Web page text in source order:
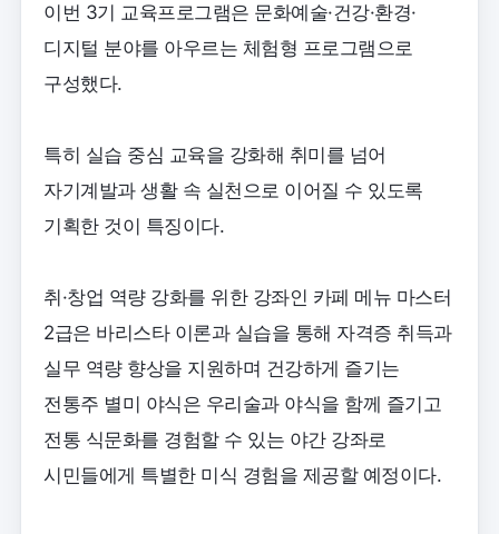
이번 3기 교육프로그램은 문화예술·건강·환경·
디지털 분야를 아우르는 체험형 프로그램으로
구성했다.
특히 실습 중심 교육을 강화해 취미를 넘어
자기계발과 생활 속 실천으로 이어질 수 있도록
기획한 것이 특징이다.
취·창업 역량 강화를 위한 강좌인 카페 메뉴 마스터
2급은 바리스타 이론과 실습을 통해 자격증 취득과
실무 역량 향상을 지원하며 건강하게 즐기는
전통주 별미 야식은 우리술과 야식을 함께 즐기고
전통 식문화를 경험할 수 있는 야간 강좌로
시민들에게 특별한 미식 경험을 제공할 예정이다.